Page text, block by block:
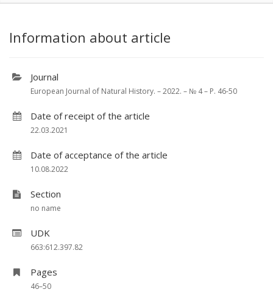
Information about article
Journal
European Journal of Natural History. – 2022. – № 4 – P. 46-50
Date of receipt of the article
22.03.2021
Date of acceptance of the article
10.08.2022
Section
no name
UDK
663:612.397.82
Pages
46–50